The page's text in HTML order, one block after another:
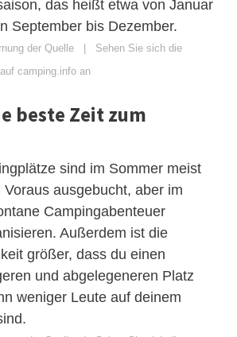
das heißt etwa von Januar
September bis Dezember.
der Quelle
Sehen Sie sich die
camping.info an
beste Zeit zum
sind im Sommer meist
ausgebucht, aber im
Campingabenteuer
Außerdem ist die
größer, dass du einen
und abgelegeneren Platz
weniger Leute auf deinem